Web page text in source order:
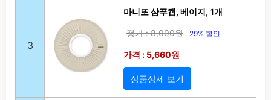
3
마니또 샴푸캡, 베이지, 1개
정가 : 8,000원 29% 할인
가격 : 5,660원
상품상세 보기